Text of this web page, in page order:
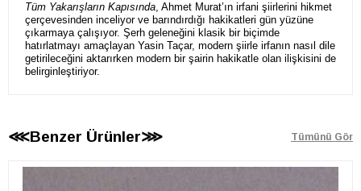
Tüm Yakarışların Kapısında, Ahmet Murat’ın irfani şiirlerini hikmet
çerçevesinden inceliyor ve barındırdığı hakikatleri gün yüzüne
çıkarmaya çalışıyor. Şerh geleneğini klasik bir biçimde
hatırlatmayı amaçlayan Yasin Taçar, modern şiirle irfanın nasıl dile
getirileceğini aktarırken modern bir şairin hakikatle olan ilişkisini de
belirginleştiriyor.
⋘Benzer Ürünler⋙ Tümünü Gör